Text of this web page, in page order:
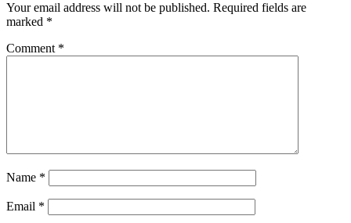
Your email address will not be published. Required fields are
marked *
Comment *
Name *
Email *